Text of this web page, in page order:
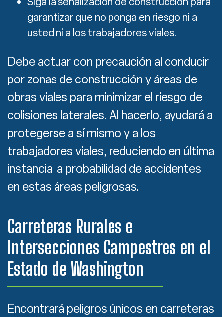
garantizar que no ponga en riesgo ni a
usted ni a los trabajadores viales.
Debe actuar con precaución al conducir
por zonas de construcción y áreas de
obras viales para minimizar el riesgo de
colisiones laterales. Al hacerlo, ayudará a
protegerse a sí mismo y a los
trabajadores viales, reduciendo en última
instancia la probabilidad de accidentes
en estas áreas peligrosas.
Carreteras Rurales e
Intersecciones Campestres en el
Estado de Washington
Encontrará peligros únicos en carreteras